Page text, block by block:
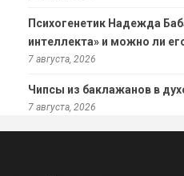
Психогенетик Надежда
интеллекта» и можно ли
7 августа, 2026
Чипсы из баклажанов в
7 августа, 2026